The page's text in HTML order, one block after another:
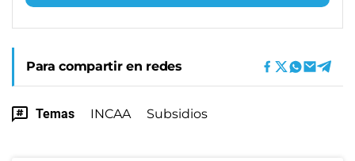
Para compartir en redes
Temas INCAA Subsidios